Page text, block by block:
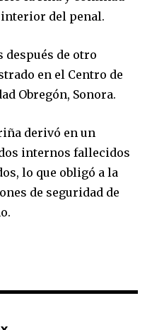
11,243
del penal.
después de otro
en el Centro de
Obregón, Sonora.
derivó en un
internos fallecidos
lo que obligó a la
de seguridad de